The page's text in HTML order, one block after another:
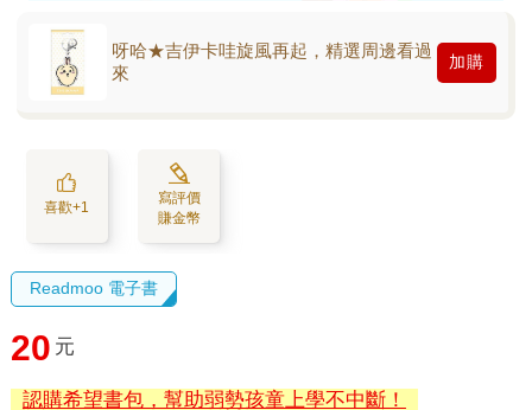
呀哈★吉伊卡哇旋風再起，精選周邊看過
來
加購
喜歡+1
寫評價
賺金幣
Readmoo 電子書
20 元
認購希望書包，幫助弱勢孩童上學不中斷！